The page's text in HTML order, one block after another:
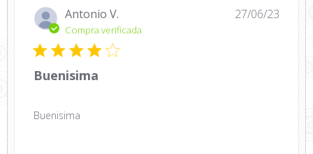
Antonio V.
Compra verificada
Buenisima
Buenisima
27/06/23